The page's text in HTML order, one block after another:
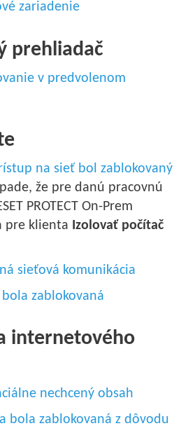
zariadenie
prehliadač
v predvolenom
na sieť bol zablokovaný
že pre danú pracovnú
PROTECT On-Prem
pre klienta Izolovať počítač
sieťová komunikácia
zablokovaná
internetového
nechcený obsah
bola zablokovaná z dôvodu